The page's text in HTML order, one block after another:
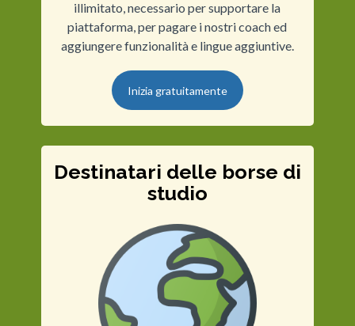
illimitato, necessario per supportare la
piattaforma, per pagare i nostri coach ed
aggiungere funzionalità e lingue aggiuntive.
Inizia gratuitamente
Destinatari delle borse di
studio